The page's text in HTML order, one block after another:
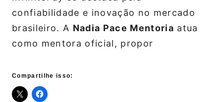
confiabilidade e inovação no mercado
brasileiro. A Nadia Pace Mentoria atua
como mentora oficial, propor
Compartilhe isso: